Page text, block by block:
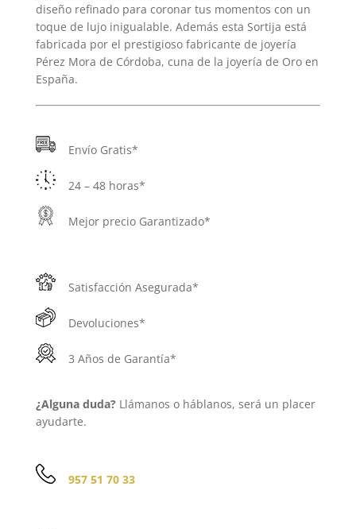
diseño refinado para coronar tus momentos con un
toque de lujo inigualable. Además esta Sortija está
fabricada por el prestigioso fabricante de joyería
Pérez Mora de Córdoba, cuna de la joyería de Oro en
España.
Envío Gratis*
24 – 48 horas*
Mejor precio Garantizado*
Satisfacción Asegurada*
Devoluciones*
3 Años de Garantía*
¿Alguna duda?Llámanos o háblanos, será un placer
ayudarte.
957 51 70 33